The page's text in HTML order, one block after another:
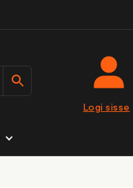
Logi sisse